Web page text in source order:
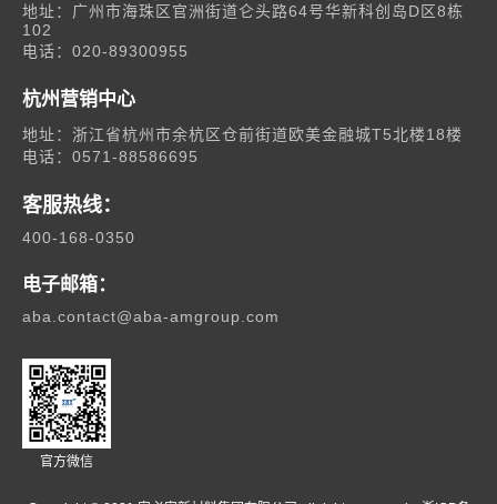
地址：广州市海珠区官洲街道仑头路64号华新科创岛D区8栋
102
电话：020-89300955
杭州营销中心
地址：浙江省杭州市余杭区仓前街道欧美金融城T5北楼18楼
电话：0571-88586695
客服热线：
400-168-0350
电子邮箱：
aba.contact@aba-amgroup.com
官方微信